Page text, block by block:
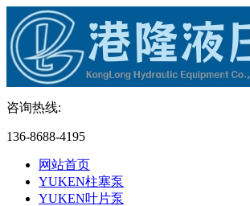
咨询热线:
136-8688-4195
网站首页
YUKEN柱塞泵
YUKEN叶片泵